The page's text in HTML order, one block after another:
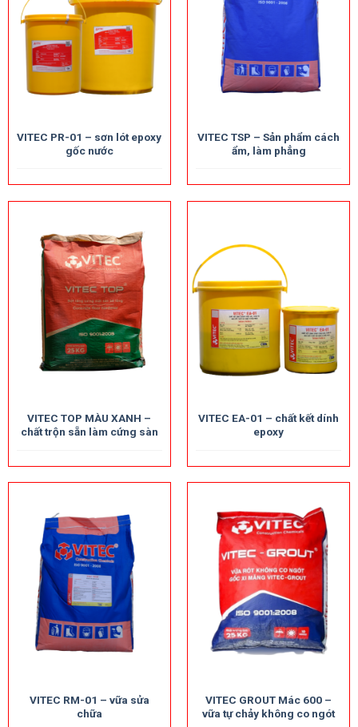
VITEC PR-01 – sơn lót epoxy
gốc nước
VITEC TSP – Sản phẩm cách
ẩm, làm phẳng
VITEC TOP MÀU XANH –
chất trộn sẵn làm cứng sàn
VITEC EA-01 – chất kết dính
epoxy
VITEC RM-01 – vữa sửa
chữa
VITEC GROUT Mác 600 –
vữa tự chảy không co ngót